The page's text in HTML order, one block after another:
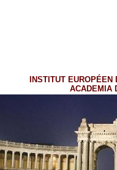
INSTITUT EUROPÉEN
ACADEMIA